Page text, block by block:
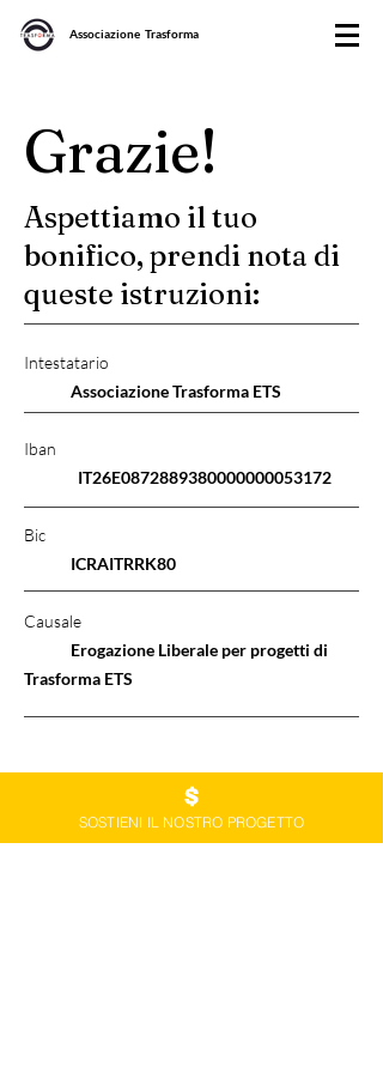
Associazione Trasforma
Grazie!
Aspettiamo il tuo
bonifico, prendi nota di
queste istruzioni:
Intestatario
Associazione Trasforma ETS
Iban
IT26E0872889380000000053172
Bic
ICRAITRRK80
Causale
Erogazione Liberale per progetti di
Trasforma ETS
Se hai dubbi puoi sempre
SOSTIENI IL NOSTRO PROGETTO